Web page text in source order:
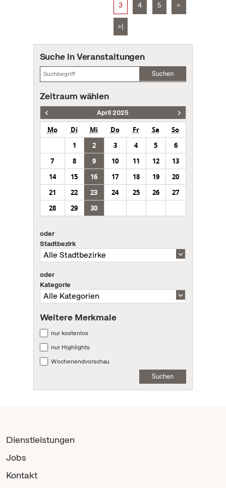
3 4 5 >
>|
Suche in Veranstaltungen
Suchen
Zeitraum wählen
April 2025
Mo Di Mi Do Fr Sa
So
1
2 3 4 5
6
7
8 9 10 11 12
13
14
15 16 17 18 19
20
21
22 23 24 25 26
27
28
29 30
oder
Stadtbezirk
oder
Kategorie
Weitere Merkmale
nur kostenlos
nur Highlights
Wochenendvorschau
Suchen
Dienstleistungen
Jobs
Kontakt